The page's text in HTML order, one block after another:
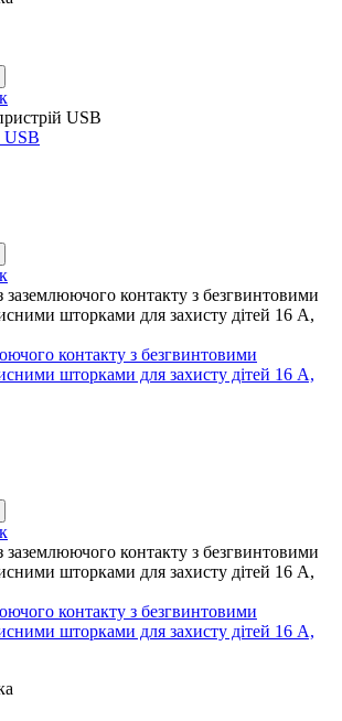
USB
контакту з безгвинтовими
шторками для захисту дітей 16 А,
контакту з безгвинтовими
шторками для захисту дітей 16 А,